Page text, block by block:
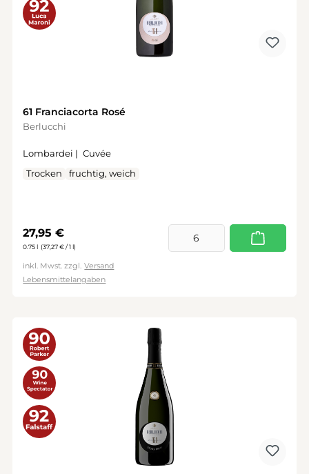
61 Franciacorta Rosé
Berlucchi
Lombardei | Cuvée
Trocken
fruchtig, weich
Regulärer Preis:
27,95 €
0.75 l (37,27 € / 1 l)
inkl. Mwst. zzgl. Versand
Lebensmittelangaben